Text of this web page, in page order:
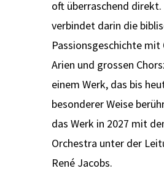
oft überraschend direkt.
verbindet darin die
Passionsgeschichte mit
Arien und grossen
einem Werk, das bis
besonderer Weise
das Werk in 2027 mit
Orchestra unter der
René Jacobs.